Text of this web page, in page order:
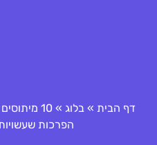
דף הבית »בלוג »
10
הפרכות